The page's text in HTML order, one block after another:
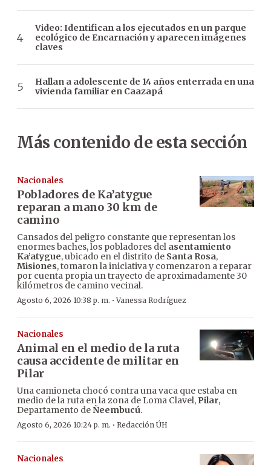
Video: Identifican a los ejecutados en un parque
ecológico de Encarnación y aparecen imágenes
claves
Hallan a adolescente de 14 años enterrada en una
vivienda familiar en Caazapá
Más contenido de esta sección
Nacionales
Pobladores de Ka’atygue
reparan a mano 30 km de
camino
Cansados del peligro constante que representan los
enormes baches, los pobladores del asentamiento
Ka’atygue, ubicado en el distrito de Santa Rosa,
Misiones, tomaron la iniciativa y comenzaron a reparar
por cuenta propia un trayecto de aproximadamente 30
kilómetros de camino vecinal.
Agosto 6, 2026 10:38 p. m. ·Vanessa Rodríguez
Nacionales
Animal en el medio de la ruta
causa accidente de militar en
Pilar
Una camioneta chocó contra una vaca que estaba en
medio de la ruta en la zona de Loma Clavel, Pilar,
Departamento deÑeembucú.
Agosto 6, 2026 10:24 p. m. · Redacción ÚH
Nacionales